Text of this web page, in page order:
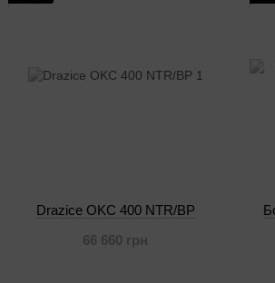
Drazice OKC 400 NTR/BP
66 660 грн